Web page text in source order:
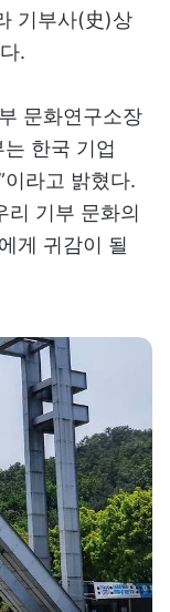
기부사(史)상
.
문화연구소장
한국 기업
라고 밝혔다.
리 기부 문화의
게 귀감이 될